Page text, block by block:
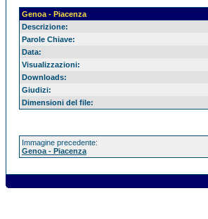
Genoa - Piacenza
Descrizione:
Parole Chiave:
Data:
Visualizzazioni:
Downloads:
Giudizi:
Dimensioni del file:
Immagine precedente:
Genoa - Piacenza